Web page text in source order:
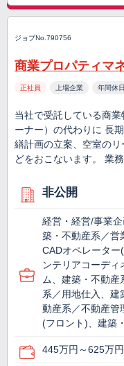
ジョブNo.790756
商業プロパティマ
正社員 上場企業 年間休
当社で受託している商
ーナー）の代わりに 長
繕計画の立案、空室の
どをおこないます。 業
非公開
経営・経営/事業
築・不動産系／営
CADオペレーター
ンテリアコーデ
ム、建築・不動産
系／用地仕入、建
動産系／不動産管
(フロント)、建築
445万円～625万円